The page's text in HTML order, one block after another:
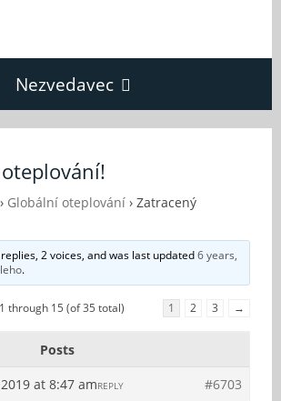
Nezvedavec
Fórum
O Nezvědavci
Kontakt
› Globální oteplování › Zatracený
2 voices, and was last updated6 years,
leho.
through 15 (of 35 total) 1 2 3 →
Posts
at 8:47 am
#6703
REPLY